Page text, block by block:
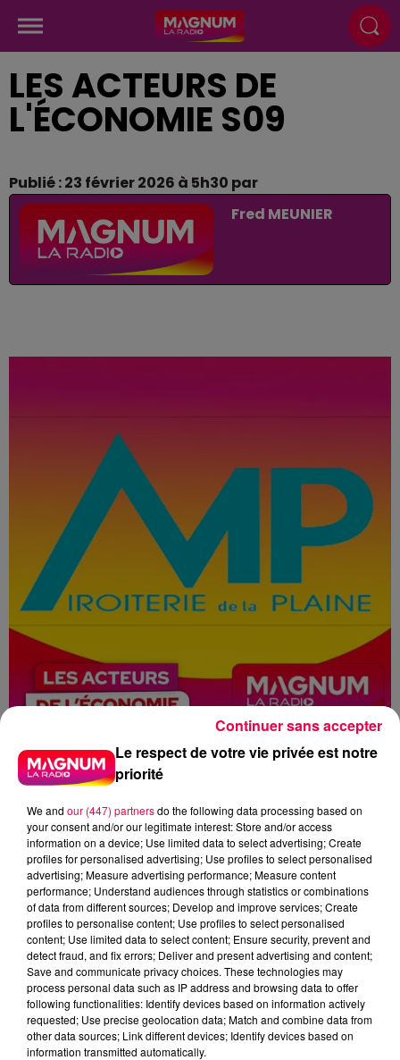
LES ACTEURS DE
L'ÉCONOMIE S09
Publié : 23 février 2026 à 5h30 par
Fred MEUNIER
Miroiterie de la Plaine
Dinozé
Miroiterie
Publireportage
Magnum la Radio
Magnum
Radio
Vosges
Meurthe et Moselle
Haute Marne
Alsace
Meuse Grand Est
Fred
LA MIROITERIE DE LA PLAINE
Le respect de votre vie privée est notre
priorité
We and our (447) partnersdo the following data processing based on
your consent and/or our legitimate interest: Store and/or access
information on a device; Use limited data to select advertising; Create
profiles for personalised advertising; Use profiles to select personalised
advertising; Measure advertising performance; Measure content
performance; Understand audiences through statistics or combinations
of data from different sources; Develop and improve services; Create
profiles to personalise content; Use profiles to select personalised
content; Use limited data to select content; Ensure security, prevent and
detect fraud, and fix errors; Deliver and present advertising and content;
Save and communicate privacy choices. These technologies may
process personal data such as IP address and browsing data to offer
following functionalities: Identify devices based on information actively
requested; Use precise geolocation data; Match and combine data from
other data sources; Link different devices; Identify devices based on
information transmitted automatically.
Continuer sans accepter